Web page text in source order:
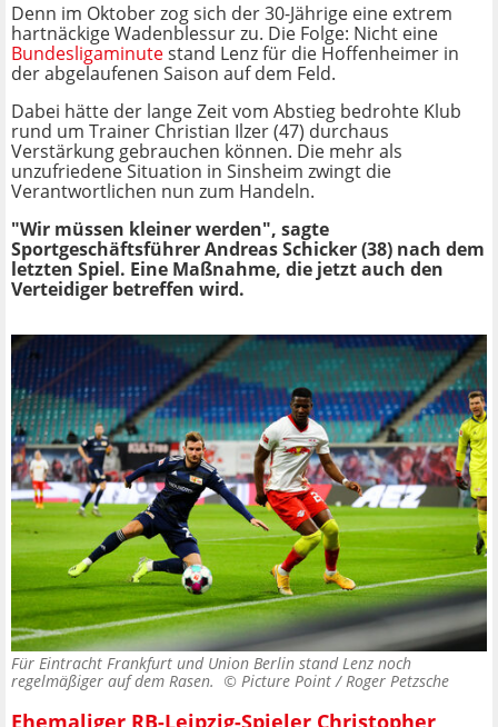
Denn im Oktober zog sich der 30-Jährige eine extrem
hartnäckige Wadenblessur zu. Die Folge: Nicht eine
Bundesligaminutestand Lenz für die Hoffenheimer in
der abgelaufenen Saison auf dem Feld.
Dabei hätte der lange Zeit vom Abstieg bedrohte Klub
rund um Trainer Christian Ilzer (47) durchaus
Verstärkung gebrauchen können. Die mehr als
unzufriedene Situation in Sinsheim zwingt die
Verantwortlichen nun zum Handeln.
"Wir müssen kleiner werden", sagte
Sportgeschäftsführer Andreas Schicker (38) nach dem
letzten Spiel. Eine Maßnahme, die jetzt auch den
Verteidiger betreffen wird.
Für Eintracht Frankfurt und Union Berlin stand Lenz noch
regelmäßiger auf dem Rasen. © Picture Point / Roger Petzsche
Ehemaliger RB-Leipzig-Spieler Christopher